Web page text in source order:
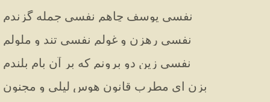
نفسی یوسف چاهم نفسی جمله گزندم
نفسی رهزن و غولم نفسی تند و ملولم
نفسی زین دو برونم که بر آن بام بلندم
بزن ای مطرب قانون هوس لیلی و مجنون